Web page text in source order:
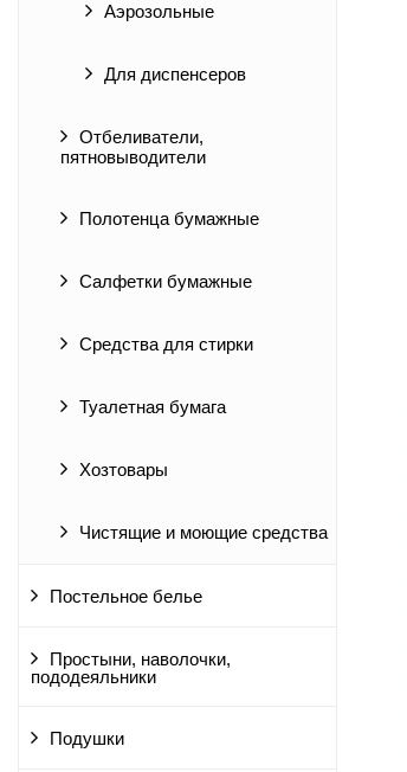
Аэрозольные
Для диспенсеров
Отбеливатели,
пятновыводители
Полотенца бумажные
Салфетки бумажные
Средства для стирки
Туалетная бумага
Хозтовары
Чистящие и моющие средства
Постельное белье
Простыни, наволочки,
пододеяльники
Подушки